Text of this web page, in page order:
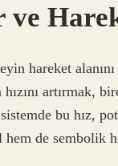
hareket
artırmak,
bu hız,
de sembolik